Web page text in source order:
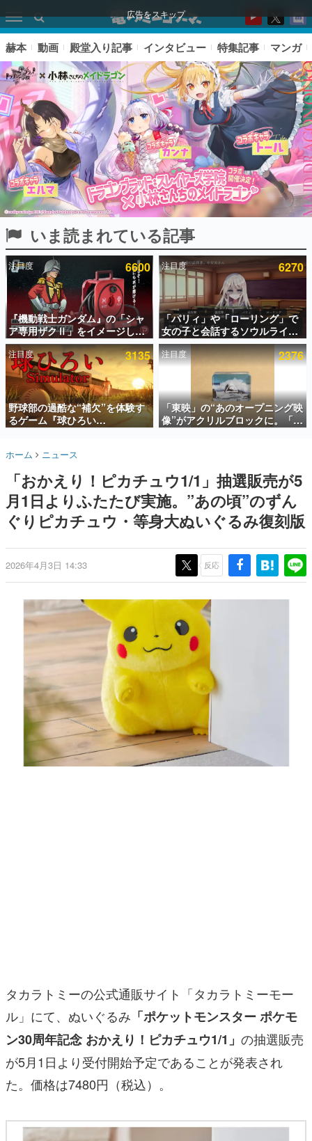
広告をスキップ
ピックアップ
電ファミのいま読まれている記事ランキング
アプリセール情報
インタビュー
連載・特集一覧
殿堂入り記事
SNS拡散数が数千以上！ ページビュー数万以上！ などな
ど。多くの人々に読まれた、電ファミ渾身の“殿堂入り”記
事をまとめました。
名作ゲームクリエイターの方々に製作時のエピソードをお
きます。
赫本
この物語を解いてはいけない。『赫本』は、〈試験問題〉
の形をした短編ホラー小説集です。
これからのデジタルゲーム市場を担う若きクリエイター達
の姿を追い、彼らのルーツと情熱を探っていきます。
ゲーム世代の作家たち
ゲームに多大な影響を受けた作家さんに取材し、ゲームが
日本のコンテンツ産業やカルチャーに与えた影響を探る企
画です。
日本モバイルゲーム産業史
日本のモバイルゲーム史における主要なトピック・タイト
ルを網羅するほか、開発者へのインタビューや識者による
解説を掲載。約20年の歴史が一望できる決定版！
若ゲのいたり〜ゲームクリエイターの青春〜
『うつヌケ』『ペンと箸』等で知られるマンガ家・田中圭
一先生によるゲーム業界レポートマンガです。
アプリレビュー
その他
電ファミニコゲーマーとは？
赫本 動画 殿堂入り記事 インタビュー 特集記事 マンガ
いま読まれている記事
注目度 6600
『機動戦士ガンダム』の「シャ
ア専用ザクⅡ」をイメージした
散水ホースリールが予約開始。
本体にはシャアのパーソナルマ
ークやジオン公国軍のエンブレ
ム、型式番号などを配置
注目度 6270
「パリィ」や「ローリング」で
女の子と会話するソウルライク
恋愛ゲーム『小早川さんはソウ
ルライク』無料公開。返事に失
敗すると「YOU DIED」
注目度 3135
野球部の過酷な“補欠”を体験す
るゲーム『球ひろい
Simulator』が「1件」のウィッ
対応しSNSで話題に。『キング
プロ野球選手から称賛の声
注目度 2376
「東映」の“あのオープニング映
像”がアクリルブロックに。「東
映ヒストリカル グッズコレクシ
ホーム ニュース
「おかえり！ピカチュウ1/1」抽選販売が5
月1日よりふたたび実施。”あの頃”のずん
ぐりピカチュウ・等身大ぬいぐるみ復刻版
2026年4月3日 14:33 反応
タカラトミーの公式通販サイト「タカラトミーモー
ル」にて、ぬいぐるみ 「ポケットモンスター ポケモ
ン30周年記念 おかえり！ピカチュウ1/1」 の抽選販売
が5月1日より受付開始予定であることが発表され
た。価格は7480円（税込）。